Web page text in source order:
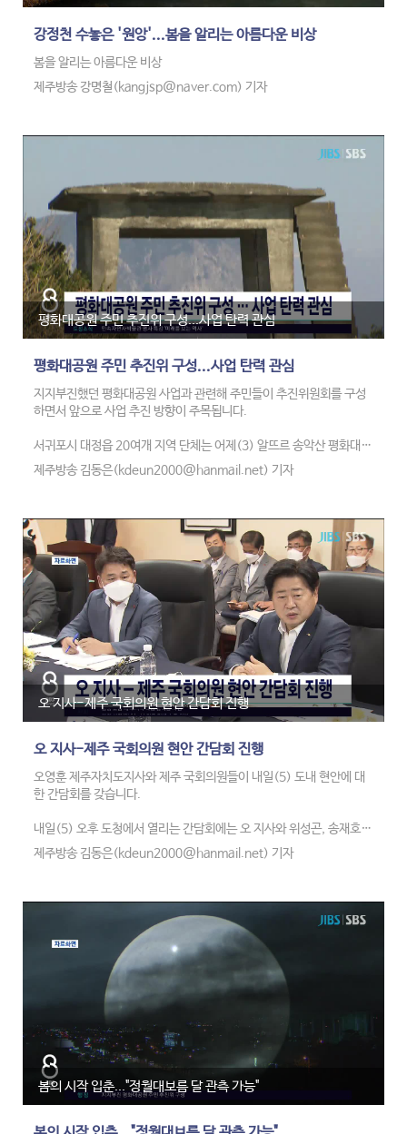
강정천 수놓은 '원앙'...봄을 알리는 아름다운 비상
봄을 알리는 아름다운 비상
제주방송 강명철(kangjsp@naver.com) 기자
평화대공원 주민 추진위 구성...사업 탄력 관심
평화대공원 주민 추진위 구성...사업 탄력 관심
지지부진했던 평화대공원 사업과 관련해 주민들이 추진위원회를 구성
하면서 앞으로 사업 추진 방향이 주목됩니다.
서귀포시 대정읍 20여개 지역 단체는 어제(3) 알뜨르 송악산 평화대공
원 추진위원회 발대식을 열고, 사업 활성화 방안 등을 마련할 방침입니
다.
알뜨르 평화대공원 사업은 지난 2008년부터 추진돼 왔지만 부지 소유
권을 갖고 있는 국방부가 무상잉여에 반대해 그동안 사업이 지지부진한
상태였습니다.
하지만 지난해 무상 사용 근거가 담긴 특별법 개정안이 국회 상임위를
통과했고, 주민 추진위까지 구성돼 향후 사업 추진에 탄력이 붙을지 주
목됩니다.
제주방송 김동은(kdeun2000@hanmail.net) 기자
오 지사-제주 국회의원 현안 간담회 진행
오 지사-제주 국회의원 현안 간담회 진행
오영훈 제주자치도지사와 제주 국회의원들이 내일(5) 도내 현안에 대
한 간담회를 갖습니다.
내일(5) 오후 도청에서 열리는 간담회에는 오 지사와 위성곤, 송재호,
김한규 국회의원이 참석해 1차 산업 피해와 공공 요금 인상에 따른 지원
방안 등을 논의할 예정입니다.
제주방송 김동은(kdeun2000@hanmail.net) 기자
봄의 시작 입춘..."정월대보름 달 관측 가능"